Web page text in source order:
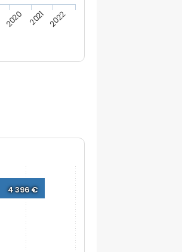
2020 2021 2022
4 396 €